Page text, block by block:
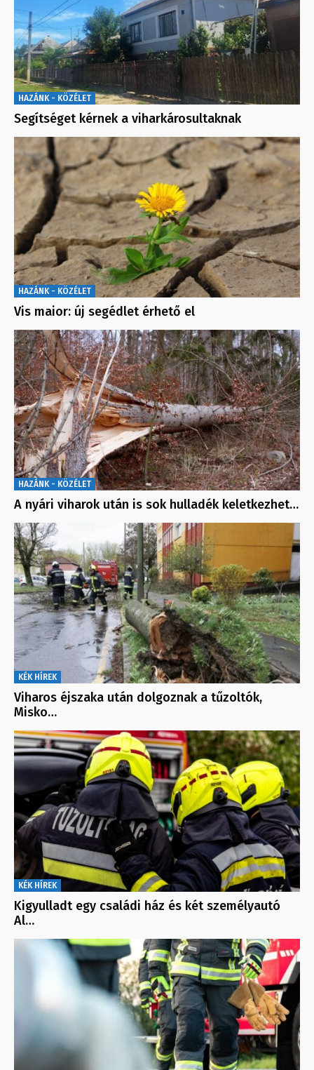
HAZÁNK - KÖZÉLET
Segítséget kérnek a viharkárosultaknak
HAZÁNK - KÖZÉLET
Vis maior: új segédlet érhető el
HAZÁNK - KÖZÉLET
A nyári viharok után is sok hulladék keletkezhet…
KÉK HÍREK
Viharos éjszaka után dolgoznak a tűzoltók,
Misko…
KÉK HÍREK
Kigyulladt egy családi ház és két személyautó
Al…